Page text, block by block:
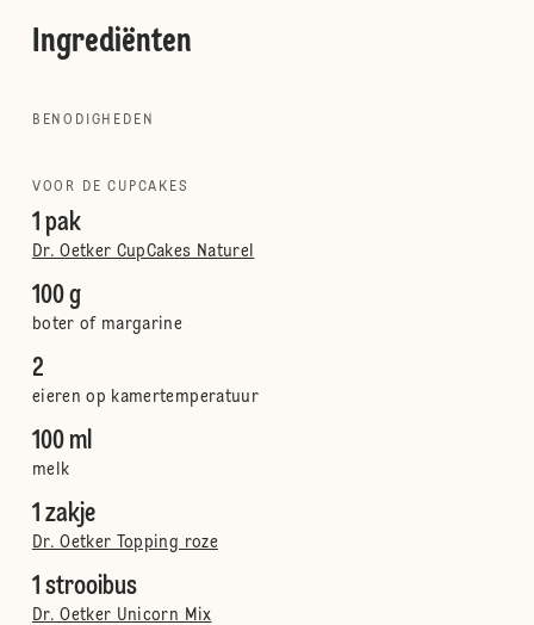
Ingrediënten
BENODIGHEDEN
VOOR DE CUPCAKES
1 pak
Dr. Oetker CupCakes Naturel
100 g
boter of margarine
2
eieren op kamertemperatuur
100 ml
melk
1 zakje
Dr. Oetker Topping roze
1 strooibus
Dr. Oetker Unicorn Mix